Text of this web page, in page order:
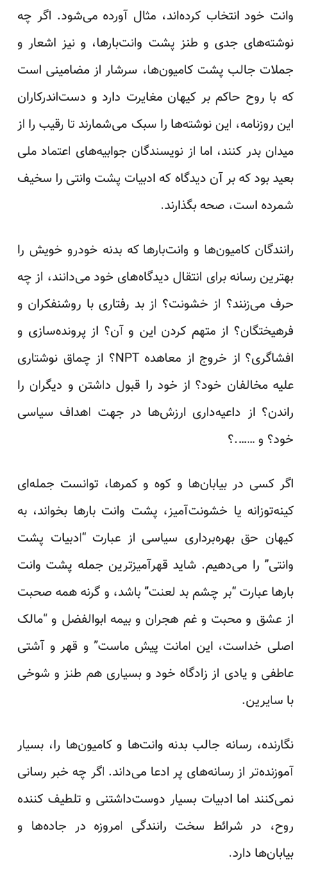
وانت خود انتخاب کرده‌اند، مثال آورده می‌شود. اگر چه
نوشته‌های جدی و طنز پشت وانت‌بارها، و نیز اشعار و
جملات جالب پشت کامیون‌ها، سرشار از مضامینی است
که با روح حاکم بر کیهان مغایرت دارد و دست‌اندرکاران
این روزنامه، این نوشته‌ها را سبک می‌شمارند تا رقیب را از
میدان بدر کنند، اما از نویسندگان جوابیه‌های اعتماد ملی
بعید بود که بر آن دیدگاه که ادبیات پشت وانتی را سخیف
شمرده است، صحه بگذارند.
رانندگان کامیون‌ها و وانت‌بارها که بدنه خودرو خویش را
بهترین رسانه برای انتقال دیدگاه‌های خود می‌دانند، از چه
حرف می‌زنند؟ از خشونت؟ از بد رفتاری با روشنفکران و
فرهیختگان؟ از متهم کردن این و آن؟ از پرونده‌سازی و
افشاگری؟ از خروج از معاهده NPT؟ از چماق نوشتاری
علیه مخالفان خود؟ از خود را قبول داشتن و دیگران را
راندن؟ از داعیه‌داری ارزش‌ها در جهت اهداف سیاسی
خود؟ و …….؟
اگر کسی در بیابان‌ها و کوه و کمرها، توانست جمله‌ای
کینه‌توزانه یا خشونت‌آمیز، پشت وانت بارها بخواند، به
کیهان حق بهره‌‌برداری سیاسی از عبارت “ادبیات پشت
وانتی” را می‌دهیم. شاید قهرآمیزترین جمله پشت وانت
بارها عبارت “بر چشم بد لعنت” باشد، و گرنه همه صحبت
از عشق و محبت و غم هجران و بیمه ابوالفضل و “مالک
اصلی خداست، این امانت پیش ماست” و قهر و آشتی
عاطفی و یادی از زادگاه خود و بسیاری هم طنز و شوخی
با سایرین.
نگارنده، رسانه جالب بدنه وانت‌ها و کامیون‌ها را، بسیار
آموزنده‌تر از رسانه‌های پر ادعا می‌داند. اگر چه خبر رسانی
نمی‌کنند اما ادبیات بسیار دوست‌داشتنی و تلطیف کننده
روح، در شرائط سخت رانندگی امروزه در جاده‌ها و
بیابان‌ها دارد.